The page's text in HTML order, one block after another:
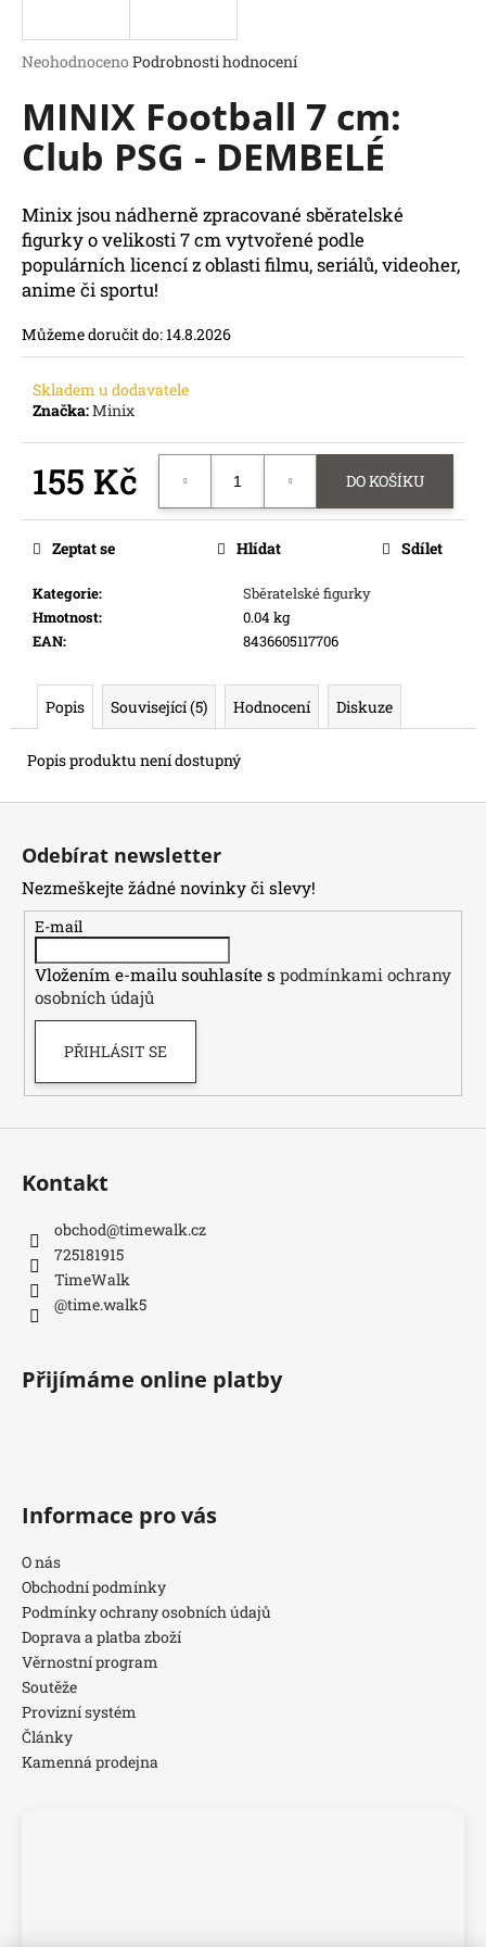
Průměrné
produktu
je
0,0
z
hvězdiček.
Neohodnoceno Podrobnosti hodnocení
MINIX Football 7 cm:
Club PSG - DEMBELÉ
Minix jsou nádherně zpracované sběratelské
figurky o velikosti 7 cm vytvořené podle
populárních licencí z oblasti filmu, seriálů, videoher,
anime či sportu!
Můžeme doručit do:14.8.2026
Skladem u dodavatele
Značka:Minix
155 Kč DO KOŠÍKU
Kategorie:
Sběratelské figurky
Hmotnost:
0.04 kg
EAN: 8436605117706
Zeptat se Hlídat Sdílet
Popis Související (5) Hodnocení Diskuze
Popis produktu není dostupný
j
t
?
HLEDAT
D
p
o
u
e
m
e
RIFTBOUND:
LEAGUE
OF
TCG
UNLEASHED:
139
Původně:
Kč
Z
Odebírat newsletter
Nezmeškejte žádné novinky či slevy!
E-mail
Vložením e-mailu souhlasíte s podmínkami ochrany
osobních údajů
PŘIHLÁSIT SE
Kontakt
obchod@timewalk.cz
725181915
TimeWalk
@time.walk5
Přijímáme online platby
Informace pro vás
O nás
Obchodní podmínky
Podmínky ochrany osobních údajů
Doprava a platba zboží
Věrnostní program
Soutěže
Provizní systém
Články
Kamenná prodejna